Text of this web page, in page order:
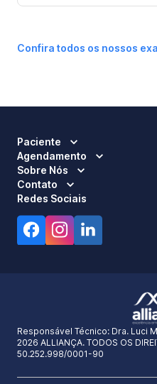
Confira todos os nossos
Paciente
Agendamento
Sobre Nós
Contato
Redes Sociais
Responsável Técnico: Dra. Luci
2026 ALLIANÇA. TODOS OS
50.252.998/0001-90